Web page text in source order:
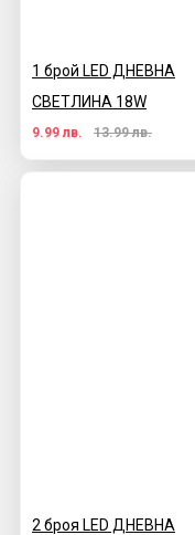
1 брой LED ДНЕВНА
СВЕТЛИНА 18W
9.99 лв. 13.99 лв.
2 броя LED ДНЕВНА